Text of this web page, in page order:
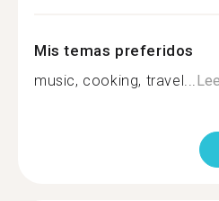
Mis temas preferidos
music, cooking, travel...